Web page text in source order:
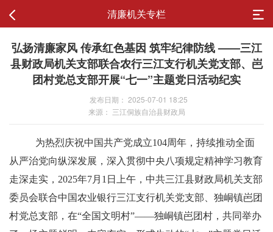
清廉机关专栏
弘扬清廉家风 传承红色基因 筑牢纪律防线 ——三江
县财政局机关支部联合农行三江支行机关党支部、岜
团村党总支部开展“七一”主题党日活动纪实
发布日期： 2025-07-01 18:25
来源： 三江侗族自治县财政局
为热烈庆祝中国共产党成立104周年，持续推动全面
从严治党向纵深发展，深入贯彻中央八项规定精神学习教育
走深走实，2025年7月1日上午，中共三江县财政局机关支部
委员会联合中国农业银行三江支行机关党支部、独峒镇岜团
村党总支部，在“全国文明村”——独峒镇岜团村，共同举办